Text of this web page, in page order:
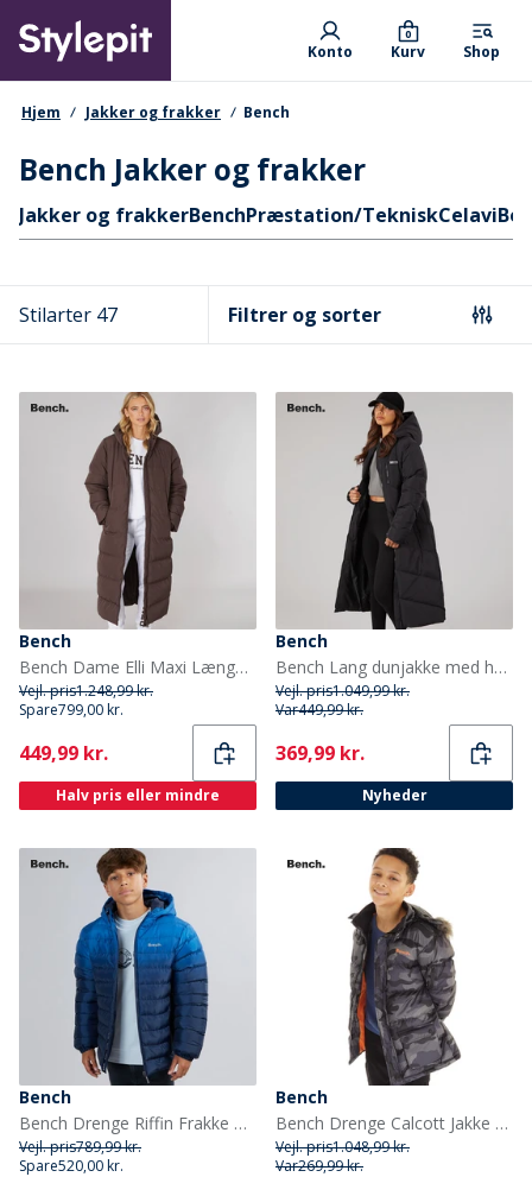
main
content
Primary departments
Konto Kurv
0
Shop
navigationssti
Hjem Jakker og frakker Bench
Bench Jakker og frakker
Hurtige links
Jakker og frakkerBenchPræstation/TekniskCelavi
Stilarter 47 Filtrer og sorter
Bench
Bench Dame Elli Maxi Længde Vandtæt Jakke Coffee
Vejl. pris1.248,99 kr.
Spare799,00 kr.
Current
449,99 kr.
Halv pris eller mindre
Bench
Bench Lang dunjakke med hætte til kvinder Eloraina Sort
Vejl. pris1.049,99 kr.
Var449,99 kr.
Current
369,99 kr.
Nyheder
Bench
Bench Drenge Riffin Frakke Navy
Vejl. pris789,99 kr.
Spare520,00 kr.
Bench
Bench Drenge Calcott Jakke Sort Digi Camo
Vejl. pris1.048,99 kr.
Var269,99 kr.